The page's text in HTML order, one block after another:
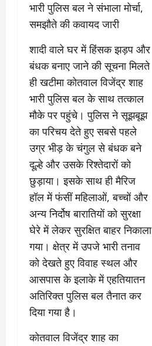
​भारी पुलिस बल ने संभाला मोर्चा,
समझौते की कवायद जारी
​शादी वाले घर में हिंसक झड़प और
बंधक बनाए जाने की सूचना मिलते
ही खटीमा कोतवाल विजेंद्र शाह
भारी पुलिस बल के साथ तत्काल
मौके पर पहुंचे। पुलिस ने सूझबूझ
का परिचय देते हुए सबसे पहले
उग्र भीड़ के चंगुल से बंधक बने
दूल्हे और उसके रिश्तेदारों को
छुड़ाया। इसके साथ ही मैरिज
हॉल में फंसीं महिलाओं, बच्चों और
अन्य निर्दोष बारातियों को सुरक्षा
घेरे में लेकर सुरक्षित बाहर निकाला
गया। क्षेत्र में उपजे भारी तनाव
को देखते हुए विवाह स्थल और
आसपास के इलाके में एहतियातन
अतिरिक्त पुलिस बल तैनात कर
दिया गया है।
​कोतवाल विजेंद्र शाह का